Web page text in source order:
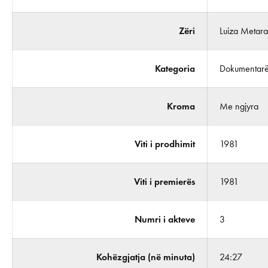
Zëri Luiza
Kategoria Dokumentarë
Kroma Me ngjyra
Viti i prodhimit 1981
Viti i premierës 1981
Numri i akteve 3
Kohëzgjatja (në minuta) 24:27